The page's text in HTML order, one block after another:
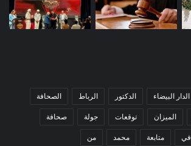
الدار البيضاء الدكتور الرباط الصحافة
الميزان توقعات جولة صحافة
في متابعة محمد من